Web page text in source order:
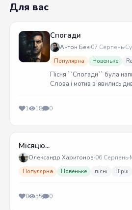
Для вас
Спогади
Антон Бек 07 Серпень
Популярна Новеньке
Пісня ``Спогади`` була
Слова і мотив зʼявились
1 18 0
Місяцю...
Олександр Харитонов 06 Серпень
Популярна Новеньке пісні Вірш
0 55 0